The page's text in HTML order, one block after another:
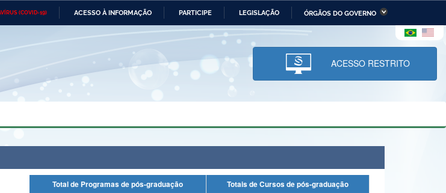
(COVID-19) ACESSO À INFORMAÇÃO PARTICIPE LEGISLAÇÃO ÓRGÃOS DO GOVERNO
Ministério das Relações Ministério da Economia Ministério da Infraestrutura
Ministério da Ciência,
Tecnologia, Inovações e
Comunicações
e dos Direitos Humanos
Banco Central do Brasil Planalto
ACESSO RESTRITO
Total de Programas de pós-graduação
Totais de Cursos de pós-graduação